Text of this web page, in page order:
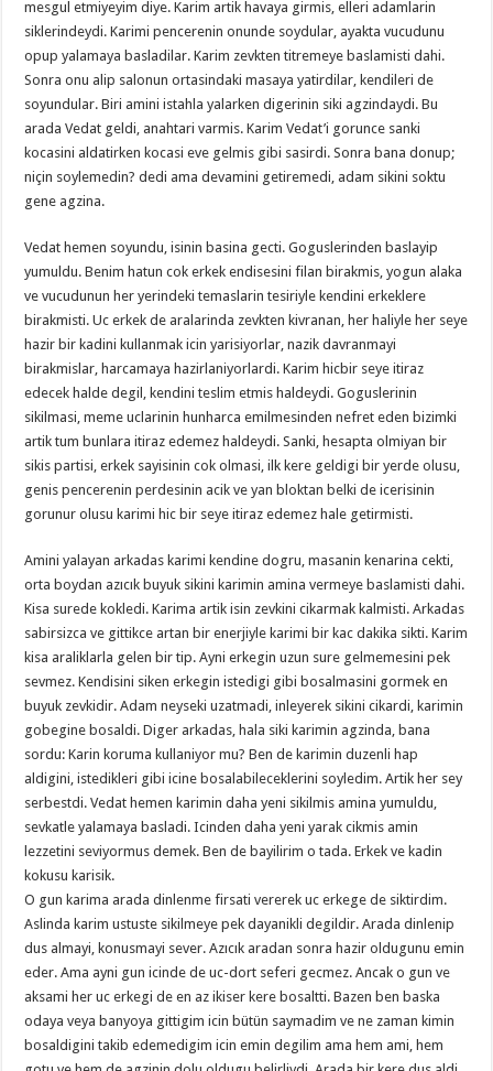
mesgul etmiyeyim diye. Karim artik havaya girmis, elleri adamlarin
siklerindeydi. Karimi pencerenin onunde soydular, ayakta vucudunu
opup yalamaya basladilar. Karim zevkten titremeye baslamisti dahi.
Sonra onu alip salonun ortasindaki masaya yatirdilar, kendileri de
soyundular. Biri amini istahla yalarken digerinin siki agzindaydi. Bu
arada Vedat geldi, anahtari varmis. Karim Vedat’i gorunce sanki
kocasini aldatirken kocasi eve gelmis gibi sasirdi. Sonra bana donup;
niçin soylemedin? dedi ama devamini getiremedi, adam sikini soktu
gene agzina.
Vedat hemen soyundu, isinin basina gecti. Goguslerinden baslayip
yumuldu. Benim hatun cok erkek endisesini filan birakmis, yogun alaka
ve vucudunun her yerindeki temaslarin tesiriyle kendini erkeklere
birakmisti. Uc erkek de aralarinda zevkten kivranan, her haliyle her seye
hazir bir kadini kullanmak icin yarisiyorlar, nazik davranmayi
birakmislar, harcamaya hazirlaniyorlardi. Karim hicbir seye itiraz
edecek halde degil, kendini teslim etmis haldeydi. Goguslerinin
sikilmasi, meme uclarinin hunharca emilmesinden nefret eden bizimki
artik tum bunlara itiraz edemez haldeydi. Sanki, hesapta olmiyan bir
sikis partisi, erkek sayisinin cok olmasi, ilk kere geldigi bir yerde olusu,
genis pencerenin perdesinin acik ve yan bloktan belki de icerisinin
gorunur olusu karimi hic bir seye itiraz edemez hale getirmisti.
Amini yalayan arkadas karimi kendine dogru, masanin kenarina cekti,
orta boydan azıcık buyuk sikini karimin amina vermeye baslamisti dahi.
Kisa surede kokledi. Karima artik isin zevkini cikarmak kalmisti. Arkadas
sabirsizca ve gittikce artan bir enerjiyle karimi bir kac dakika sikti. Karim
kisa araliklarla gelen bir tip. Ayni erkegin uzun sure gelmemesini pek
sevmez. Kendisini siken erkegin istedigi gibi bosalmasini gormek en
buyuk zevkidir. Adam neyseki uzatmadi, inleyerek sikini cikardi, karimin
gobegine bosaldi. Diger arkadas, hala siki karimin agzinda, bana
sordu: Karin koruma kullaniyor mu? Ben de karimin duzenli hap
aldigini, istedikleri gibi icine bosalabileceklerini soyledim. Artik her sey
serbestdi. Vedat hemen karimin daha yeni sikilmis amina yumuldu,
sevkatle yalamaya basladi. Icinden daha yeni yarak cikmis amin
lezzetini seviyormus demek. Ben de bayilirim o tada. Erkek ve kadin
kokusu karisik.
O gun karima arada dinlenme firsati vererek uc erkege de siktirdim.
Aslinda karim ustuste sikilmeye pek dayanikli degildir. Arada dinlenip
dus almayi, konusmayi sever. Azıcık aradan sonra hazir oldugunu emin
eder. Ama ayni gun icinde de uc-dort seferi gecmez. Ancak o gun ve
aksami her uc erkegi de en az ikiser kere bosaltti. Bazen ben baska
odaya veya banyoya gittigim icin bütün saymadim ve ne zaman kimin
bosaldigini takib edemedigim icin emin degilim ama hem ami, hem